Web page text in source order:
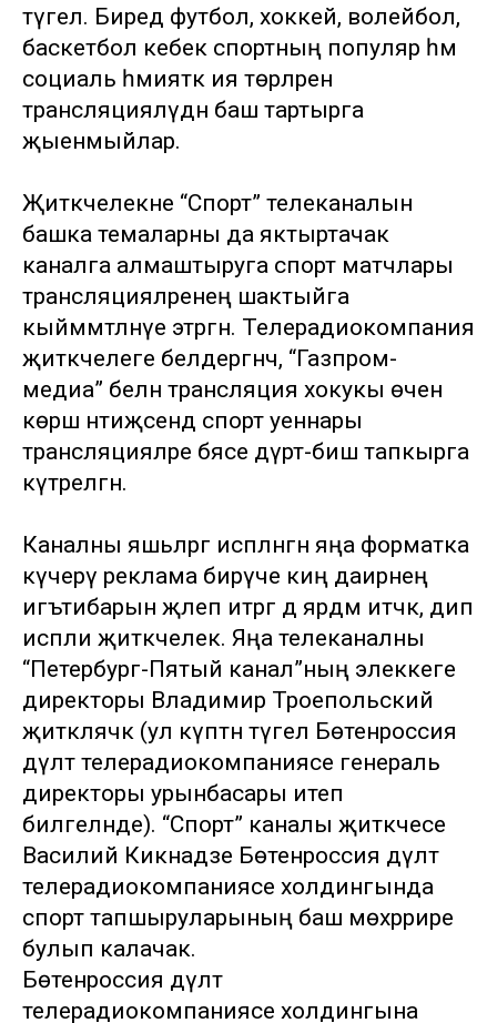
түгел. Биредә футбол, хоккей, волейбол,
баскетбол кебек спортның популяр һәм
социаль әһәмияткә ия төрләрен
трансляцияләүдән баш тартырга
җыенмыйлар.
Җитәкчелекне “Спорт” телеканалын
башка темаларны да яктыртачак
каналга алмаштыруга спорт матчлары
трансляцияләренең шактыйга
кыйммәтләнүе этәргән. Телерадиокомпания
җитәкчелеге белдергәнчә, “Газпром-
медиа” белән трансляция хокукы өчен
көрәш нәтиҗәсендә спорт уеннары
трансляцияләре бәясе дүрт-биш тапкырга
күтәрелгән.
Каналны яшьләргә исәпләнгән яңа форматка
күчерү реклама бирүче киң даирәнең
игътибарын җәлеп итәргә дә ярдәм итәчәк, дип
исәпли җитәкчелек. Яңа телеканалны
“Петербург-Пятый канал”ның элеккеге
директоры Владимир Троепольский
җитәкләячәк (ул күптән түгел Бөтенроссия
дәүләт телерадиокомпаниясе генераль
директоры урынбасары итеп
билгеләнде). “Спорт” каналы җитәкчесе
Василий Кикнадзе Бөтенроссия дәүләт
телерадиокомпаниясе холдингында
спорт тапшыруларының баш мөхәррире
булып калачак.
Бөтенроссия дәүләт
телерадиокомпаниясе холдингына